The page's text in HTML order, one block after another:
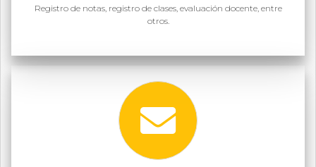
Registro de notas, registro de clases, evaluación docente, entre
otros.